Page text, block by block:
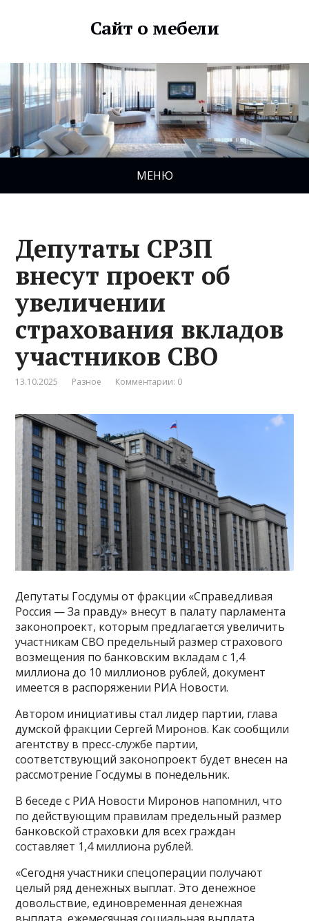
Сайт о мебели
МЕНЮ
Депутаты СРЗП
внесут проект об
увеличении
страхования вкладов
участников СВО
13.10.2025 Разное Комментарии: 0
Депутаты Госдумы от фракции «Справедливая
Россия — За правду» внесут в палату парламента
законопроект, которым предлагается увеличить
участникам СВО предельный размер страхового
возмещения по банковским вкладам с 1,4
миллиона до 10 миллионов рублей, документ
имеется в распоряжении РИА Новости.
Автором инициативы стал лидер партии, глава
думской фракции Сергей Миронов. Как сообщили
агентству в пресс-службе партии,
соответствующий законопроект будет внесен на
рассмотрение Госдумы в понедельник.
В беседе с РИА Новости Миронов напомнил, что
по действующим правилам предельный размер
банковской страховки для всех граждан
составляет 1,4 миллиона рублей.
«Сегодня участники спецоперации получают
целый ряд денежных выплат. Это денежное
довольствие, единовременная денежная